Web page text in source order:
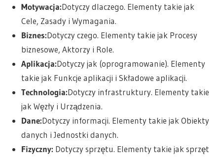
Motywacja:Dotyczy dlaczego. Elementy takie jak
Cele, Zasady i Wymagania.
Biznes:Dotyczy czego. Elementy takie jak Procesy
biznesowe, Aktorzy i Role.
Aplikacja:Dotyczy jak (oprogramowanie). Elementy
takie jak Funkcje aplikacji i Składowe aplikacji.
Technologia:Dotyczy infrastruktury. Elementy takie
jak Węzły i Urządzenia.
Dane:Dotyczy informacji. Elementy takie jak Obiekty
danych i Jednostki danych.
Fizyczny: Dotyczy sprzętu. Elementy takie jak sprzęt